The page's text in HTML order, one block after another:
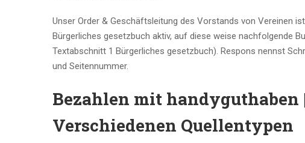
Unser Order & Geschäftsleitung des Vorstands von Vereinen
Bürgerliches gesetzbuch aktiv, auf diese weise nachfolgende
Textabschnitt 1 Bürgerliches gesetzbuch). Respons nennst
und Seitennummer.
Bezahlen mit handyguthaben
Verschiedenen Quellentypen